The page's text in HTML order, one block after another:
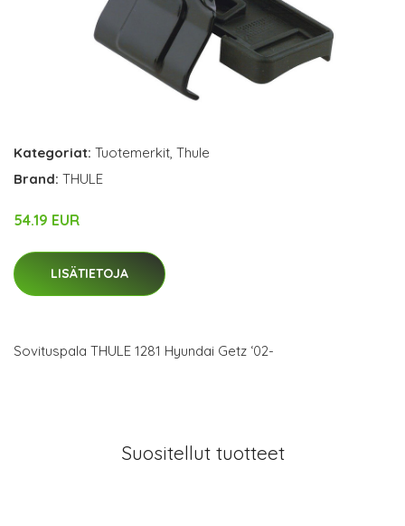
Kategoriat: Tuotemerkit, Thule
Brand: THULE
54.19 EUR
LISÄTIETOJA
Sovituspala THULE 1281 Hyundai Getz ‘02-
Suositellut tuotteet